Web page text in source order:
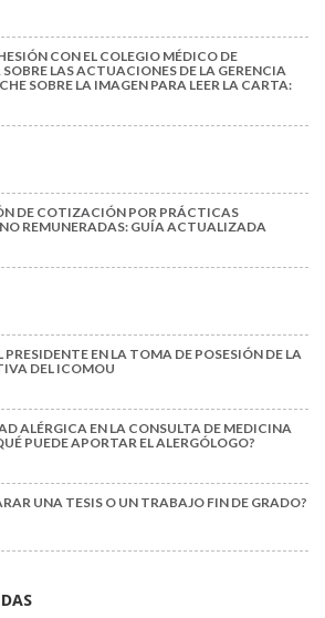
CON EL COLEGIO MÉDICO DE
LAS ACTUACIONES DE LA GERENCIA
SOBRE LA IMAGEN PARA LEER LA CARTA:
DE COTIZACIÓN POR PRÁCTICAS
REMUNERADAS: GUÍA ACTUALIZADA
PRESIDENTE EN LA TOMA DE POSESIÓN DE LA
DEL ICOMOU
ALÉRGICA EN LA CONSULTA DE MEDICINA
PUEDE APORTAR EL ALERGÓLOGO?
UNA TESIS O UN TRABAJO FIN DE GRADO?